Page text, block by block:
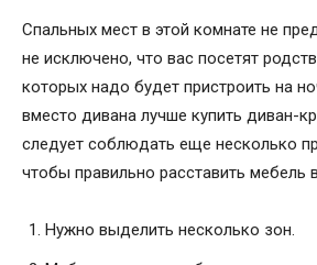
Спальных мест в этой комнате не
не исключено, что вас посетят
которых надо будет пристроить на
вместо дивана лучше купить диван-
следует соблюдать еще несколько
чтобы правильно расставить мебель
Нужно выделить несколько зон.